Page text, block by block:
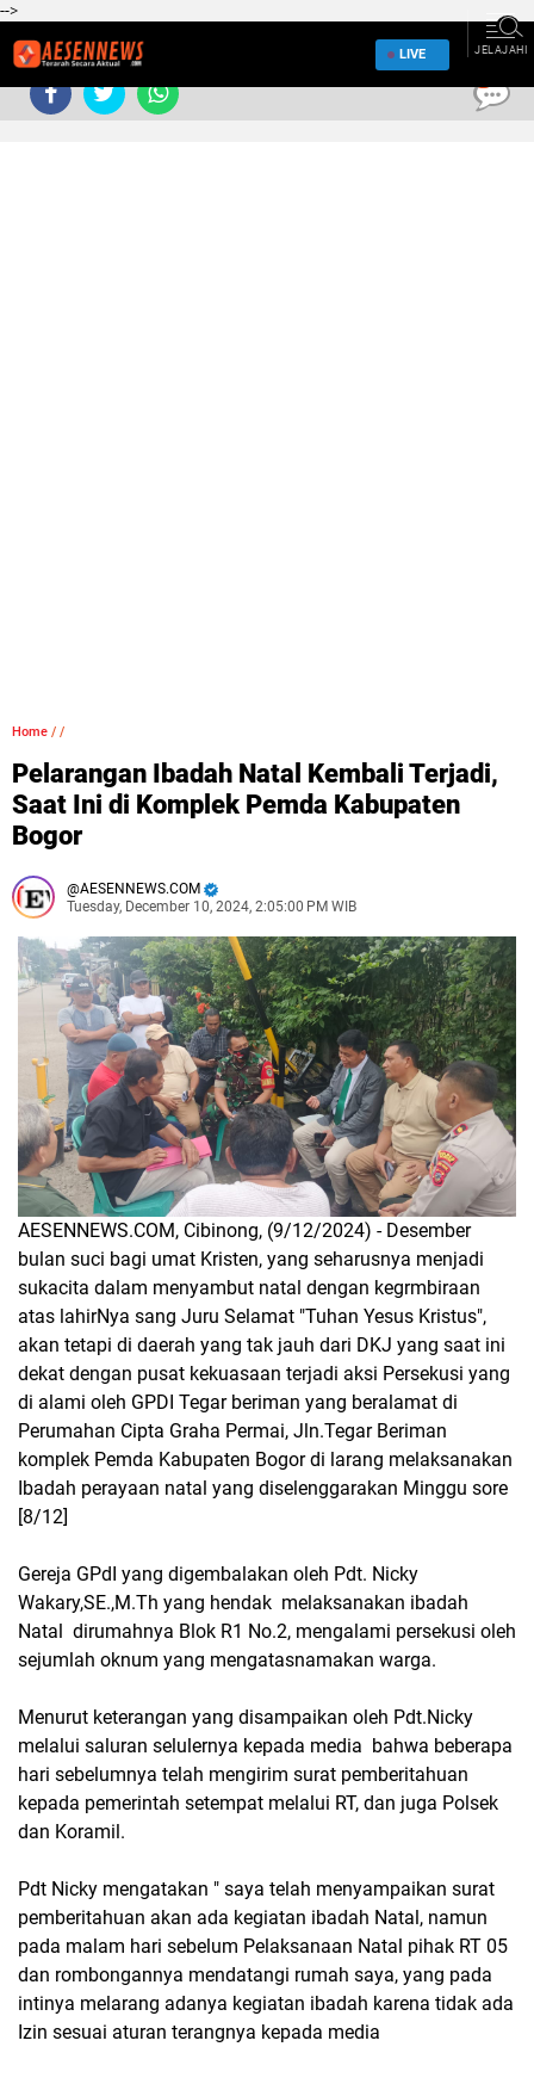
-->
LIVE JELAJAHI
Home / /
Pelarangan Ibadah Natal Kembali Terjadi,
Saat Ini di Komplek Pemda Kabupaten
Bogor
AESENNEWS.COM
Tuesday, December 10, 2024, 2:05:00 PM WIB
AESENNEWS.COM, Cibinong, (9/12/2024) - Desember
bulan suci bagi umat Kristen, yang seharusnya menjadi
sukacita dalam menyambut natal dengan kegrmbiraan
atas lahirNya sang Juru Selamat "Tuhan Yesus Kristus",
akan tetapi di daerah yang tak jauh dari DKJ yang saat ini
dekat dengan pusat kekuasaan terjadi aksi Persekusi yang
di alami oleh GPDI Tegar beriman yang beralamat di
Perumahan Cipta Graha Permai, Jln.Tegar Beriman
komplek Pemda Kabupaten Bogor di larang melaksanakan
Ibadah perayaan natal yang diselenggarakan Minggu sore
[8/12]
Gereja GPdI yang digembalakan oleh Pdt. Nicky
Wakary,SE.,M.Th yang hendak melaksanakan ibadah
Natal dirumahnya Blok R1 No.2, mengalami persekusi oleh
sejumlah oknum yang mengatasnamakan warga.
Menurut keterangan yang disampaikan oleh Pdt.Nicky
melalui saluran selulernya kepada media bahwa beberapa
hari sebelumnya telah mengirim surat pemberitahuan
kepada pemerintah setempat melalui RT, dan juga Polsek
dan Koramil.
Pdt Nicky mengatakan " saya telah menyampaikan surat
pemberitahuan akan ada kegiatan ibadah Natal, namun
pada malam hari sebelum Pelaksanaan Natal pihak RT 05
dan rombongannya mendatangi rumah saya, yang pada
intinya melarang adanya kegiatan ibadah karena tidak ada
Izin sesuai aturan terangnya kepada media